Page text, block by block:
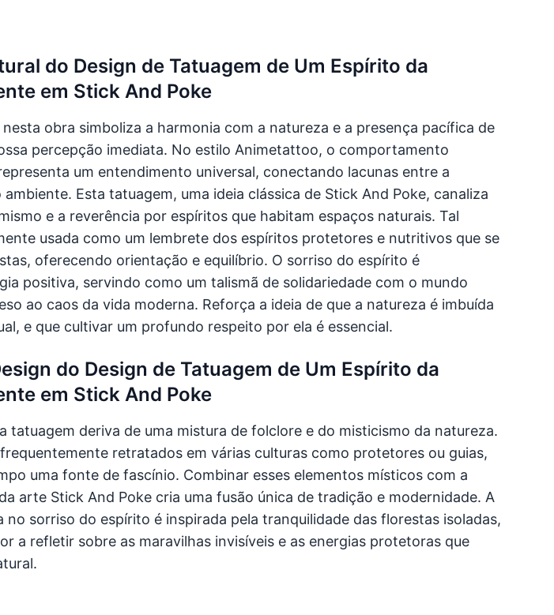
do Design de Tatuagem de Um Espírito da
em Stick And Poke
obra simboliza a harmonia com a natureza e a presença pacífica de
percepção imediata. No estilo Animetattoo, o comportamento
um entendimento universal, conectando lacunas entre a
Esta tatuagem, uma ideia clássica de Stick And Poke, canaliza
e a reverência por espíritos que habitam espaços naturais. Tal
usada como um lembrete dos espíritos protetores e nutritivos que se
oferecendo orientação e equilíbrio. O sorriso do espírito é
positiva, servindo como um talismã de solidariedade com o mundo
ao caos da vida moderna. Reforça a ideia de que a natureza é imbuída
e que cultivar um profundo respeito por ela é essencial.
do Design de Tatuagem de Um Espírito da
em Stick And Poke
tatuagem deriva de uma mistura de folclore e do misticismo da natureza.
retratados em várias culturas como protetores ou guias,
uma fonte de fascínio. Combinar esses elementos místicos com a
arte Stick And Poke cria uma fusão única de tradição e modernidade. A
no sorriso do espírito é inspirada pela tranquilidade das florestas isoladas,
a refletir sobre as maravilhas invisíveis e as energias protetoras que